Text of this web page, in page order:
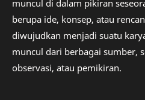
muncul di dalam pikiran
berupa ide, konsep, atau
diwujudkan menjadi suatu
muncul dari berbagai sumber,
observasi, atau pemikiran.